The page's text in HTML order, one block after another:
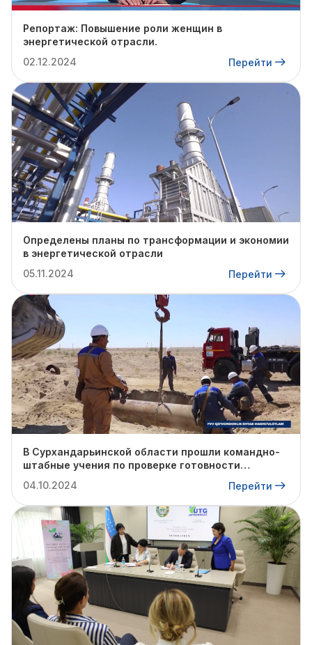
Репортаж: Повышение роли женщин в
энергетической отрасли.
02.12.2024
Перейти
Определены планы по трансформации и экономии
в энергетической отрасли
05.11.2024
Перейти
В Сурхандарьинской области прошли командно-
штабные учения по проверке готовности
отопительному сезону.
04.10.2024 Перейти